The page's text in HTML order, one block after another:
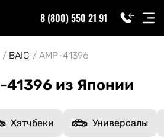
8 (800) 550 21 91
BAIC AMP-41396
41396 из Японии
Хэтчбеки Универсалы